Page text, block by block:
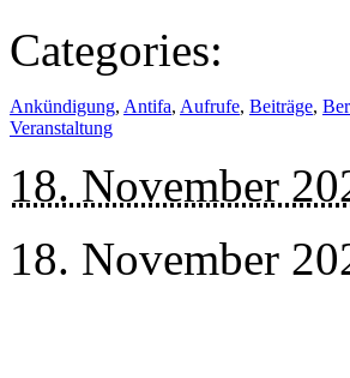
Categories:
Ankündigung, Antifa, Aufrufe, Beiträge,
Veranstaltung
18. November
18. November